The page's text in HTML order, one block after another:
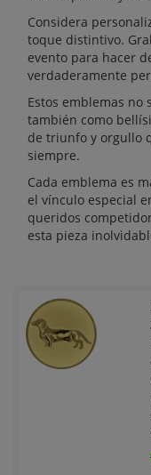
Considera
toque distintivo.
evento para hacer
verdaderamente
Estos emblemas no
también como
de triunfo y orgullo
siempre.
Cada emblema es
el vínculo especial
queridos
esta pieza